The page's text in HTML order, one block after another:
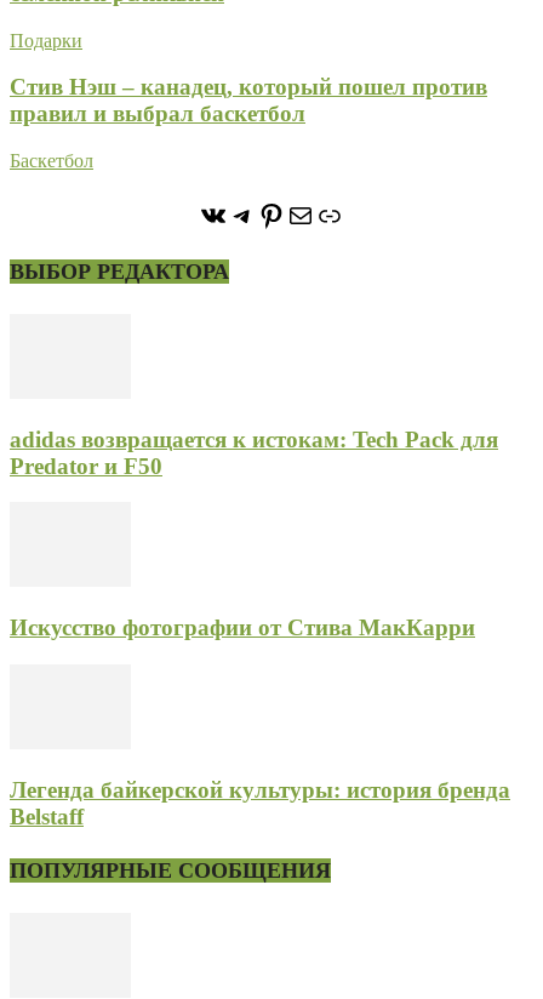
Подарки
Стив Нэш – канадец, который пошел против
правил и выбрал баскетбол
Баскетбол
https://vk.com/
https://t.me/stoneforest
https://
ПочтаСсылка
ВЫБОР РЕДАКТОРА
adidas возвращается к истокам: Tech Pack для
Predator и F50
Искусство фотографии от Стива МакКарри
Легенда байкерской культуры: история бренда
Belstaff
ПОПУЛЯРНЫЕ СООБЩЕНИЯ